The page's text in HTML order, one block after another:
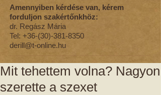
Amennyiben kérdése van, kérem
forduljon szakértőnkhöz:
dr. Regász Mária
Tel: +36-(30)-381-8350
derill@t-online.hu
Mit tehettem volna? Nagyon
szerette a szexet